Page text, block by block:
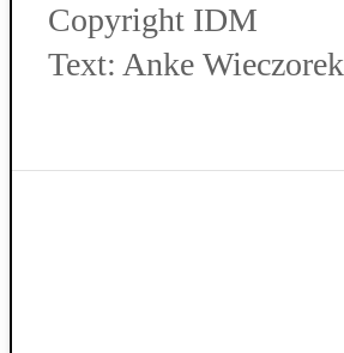
Copyright IDM
Text: Anke Wieczorek